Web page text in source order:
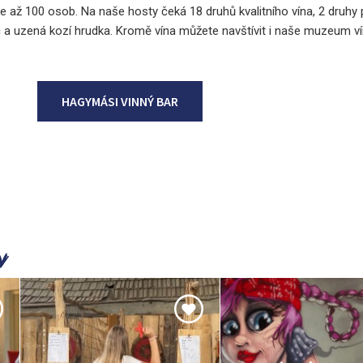
až 100 osob. Na naše hosty čeká 18 druhů kvalitního vína, 2 druhy
uzená kozí hrudka. Kromě vína můžete navštívit i naše muzeum
HAGYMÁSI VINNÝ BAR